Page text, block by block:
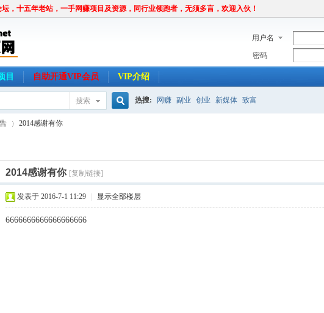
，十五年老站，一手网赚项目及资源，同行业领跑者，无须多言，欢迎入伙！
用户名
密码
目 自助开通VIP会员 VIP介绍
搜索 热搜: 网赚 副业 创业 新媒体 致富
›
2014感谢有你
2014感谢有你 [复制链接]
发表于 2016-7-1 11:29 显示全部楼层
6666666666666666666